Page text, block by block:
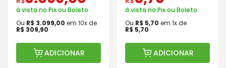
à vista no Pix ou Boleto
Ou R$ 3.099,00 em 10x de
R$ 309,90
ADICIONAR
à vista no Pix ou Boleto
Ou R$ 5,70 em 1x de
R$ 5,70
ADICIONAR